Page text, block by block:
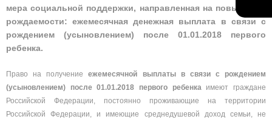
мера социальной поддержки, направленная на повышение
рождаемости: ежемесячная денежная выплата в связи с
рождением (усыновлением) после 01.01.2018 первого
ребенка.
Право на получениеежемесячной выплаты в связи с рождением
(усыновлением) после 01.01.2018 первого ребенка имеют граждане
Российской Федерации, постоянно проживающие на территории
Российской Федерации, и имеющие среднедушевой доход семьи, не